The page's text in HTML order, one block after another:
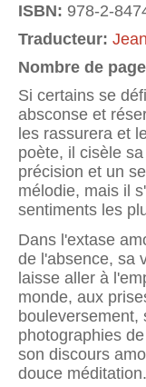
ISBN: 978-2-
Traducteur:
Nombre de
Si certains se
absconse et
les rassurera et
poète, il cisèle
précision et un
mélodie, mais il
sentiments les
Dans l'extase
de l'absence, sa
laisse aller à
monde, aux
bouleversement,
photographies
son discours
douce méditation.